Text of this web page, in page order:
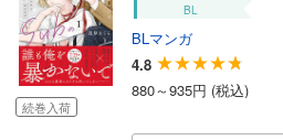
続巻入荷
BL
BLマンガ
4.8
880～935円 (税込)